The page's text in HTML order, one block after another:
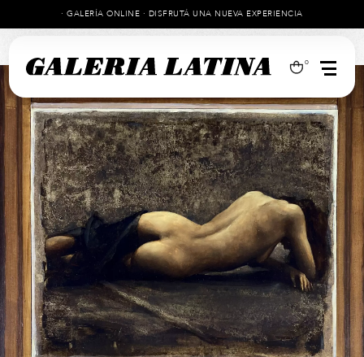
· GALERÍA ONLINE · DISFRUTÁ UNA NUEVA EXPERIENCIA
0